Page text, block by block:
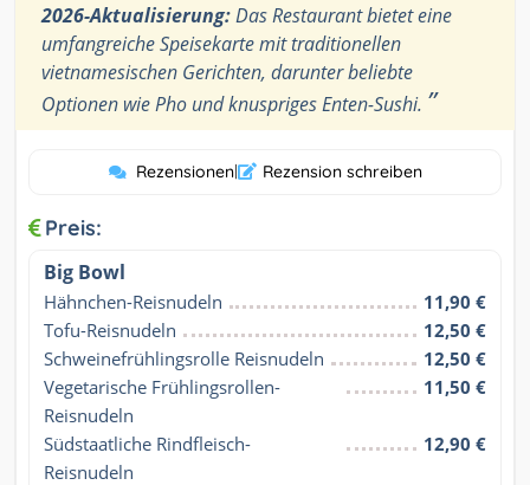
2026-Aktualisierung:Das Restaurant bietet eine
umfangreiche Speisekarte mit traditionellen
vietnamesischen Gerichten, darunter beliebte
Optionen wie Pho und knuspriges Enten-Sushi. ”
Rezensionen| Rezension schreiben
Preis:
Big Bowl
Hähnchen-Reisnudeln
11,90 €
Tofu-Reisnudeln
12,50 €
Schweinefrühlingsrolle Reisnudeln
12,50 €
Vegetarische Frühlingsrollen-
Reisnudeln
11,50 €
Südstaatliche Rindfleisch-
Reisnudeln
12,90 €